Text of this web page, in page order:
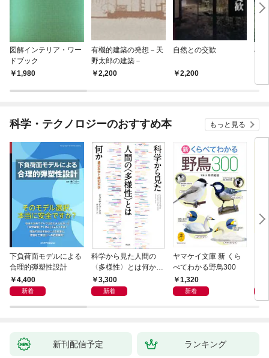
図解インテリア・ワー
ドブック
1,980
有機的建築の発想－天
野太郎の建築－
2,200
自然との交歓
2,200
石
科学・テクノロジーのおすすめ本 もっと見る
下負荷面モデルによる
合理的弾塑性設計
4,400
新着
科学から見た人間の
〈多様性〉とは何か―
―遺伝科学と疑似科学
3,300
新着
ヤマケイ文庫 新 くら
べてわかる野鳥300
1,320
新着
新刊配信予定 ランキング